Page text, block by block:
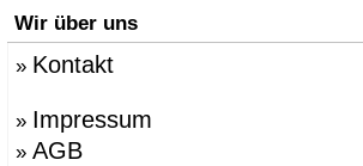
Wir über uns
» Kontakt
» Impressum
» AGB